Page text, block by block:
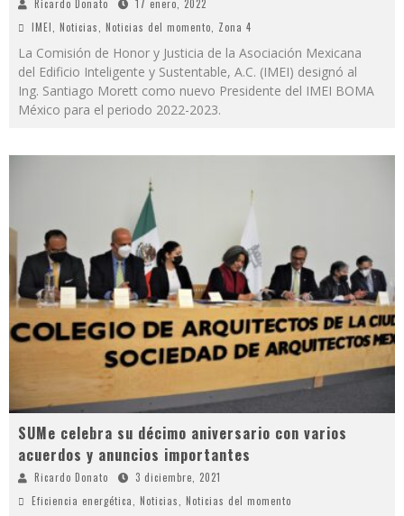
Ricardo Donato
17 enero, 2022
IMEI, Noticias, Noticias del momento, Zona 4
La Comisión de Honor y Justicia de la Asociación Mexicana
del Edificio Inteligente y Sustentable, A.C. (IMEI) designó al
Ing. Santiago Morett como nuevo Presidente del IMEI BOMA
México para el periodo 2022-2023.
SUMe celebra su décimo aniversario con varios
acuerdos y anuncios importantes
Ricardo Donato
3 diciembre, 2021
Eficiencia energética
Noticias Noticias del momento